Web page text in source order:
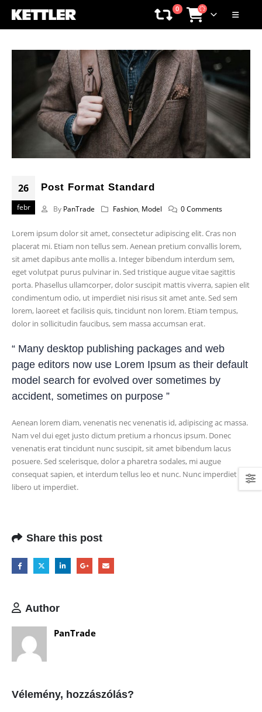
0
26
febr
Post Format Standard
By PanTrade Fashion Model 0 Comments
Lorem ipsum dolor sit amet, consectetur adipiscing elit. Cras non
placerat mi. Etiam non tellus sem. Aenean pretium convallis lorem,
sit amet dapibus ante mollis a. Integer bibendum interdum sem,
eget volutpat purus pulvinar in. Sed tristique augue vitae sagittis
porta. Phasellus ullamcorper, dolor suscipit mattis viverra, sapien elit
condimentum odio, ut imperdiet nisi risus sit amet ante. Sed sem
lorem, laoreet et facilisis quis, tincidunt non lorem. Etiam tempus,
dolor in sollicitudin faucibus, sem massa accumsan erat.
“ Many desktop publishing packages and web
page editors now use Lorem Ipsum as their default
model search for evolved over sometimes by
accident, sometimes on purpose ”
Aenean lorem diam, venenatis nec venenatis id, adipiscing ac massa.
Nam vel dui eget justo dictum pretium a rhoncus ipsum. Donec
venenatis erat tincidunt nunc suscipit, sit amet bibendum lacus
posuere. Sed scelerisque, dolor a pharetra sodales, mi augue
consequat sapien, et interdum tellus leo et nunc. Nunc imperdiet eu
libero ut imperdiet.
Share this post
Author
PanTrade
Vélemény, hozzászólás?